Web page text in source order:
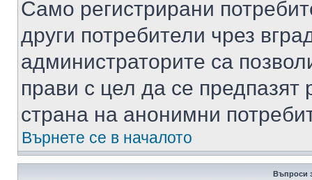
Само регистрирани
други потребители чрез
администраторите са
прави с цел да се предпазят
страна на анонимни
Върнете се в началото
Въпроси